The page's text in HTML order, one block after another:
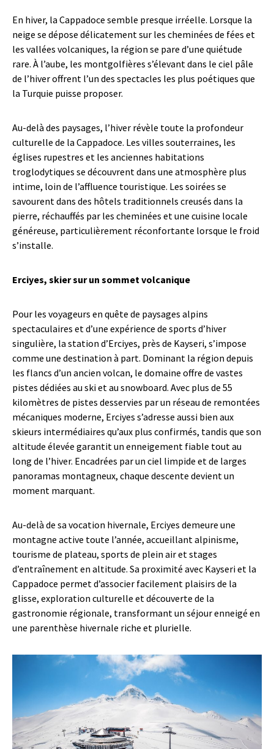
En hiver, la Cappadoce semble presque irréelle. Lorsque la
neige se dépose délicatement sur les cheminées de fées et
les vallées volcaniques, la région se pare d’une quiétude
rare. À l’aube, les montgolfières s’élevant dans le ciel pâle
de l’hiver offrent l’un des spectacles les plus poétiques que
la Turquie puisse proposer.
Au-delà des paysages, l’hiver révèle toute la profondeur
culturelle de la Cappadoce. Les villes souterraines, les
églises rupestres et les anciennes habitations
troglodytiques se découvrent dans une atmosphère plus
intime, loin de l’affluence touristique. Les soirées se
savourent dans des hôtels traditionnels creusés dans la
pierre, réchauffés par les cheminées et une cuisine locale
généreuse, particulièrement réconfortante lorsque le froid
s’installe.
Erciyes, skier sur un sommet volcanique
Pour les voyageurs en quête de paysages alpins
spectaculaires et d’une expérience de sports d’hiver
singulière, la station d’Erciyes, près de Kayseri, s’impose
comme une destination à part. Dominant la région depuis
les flancs d’un ancien volcan, le domaine offre de vastes
pistes dédiées au ski et au snowboard. Avec plus de 55
kilomètres de pistes desservies par un réseau de remontées
mécaniques moderne, Erciyes s’adresse aussi bien aux
skieurs intermédiaires qu’aux plus confirmés, tandis que son
altitude élevée garantit un enneigement fiable tout au
long de l’hiver. Encadrées par un ciel limpide et de larges
panoramas montagneux, chaque descente devient un
moment marquant.
Au-delà de sa vocation hivernale, Erciyes demeure une
montagne active toute l’année, accueillant alpinisme,
tourisme de plateau, sports de plein air et stages
d’entraînement en altitude. Sa proximité avec Kayseri et la
Cappadoce permet d’associer facilement plaisirs de la
glisse, exploration culturelle et découverte de la
gastronomie régionale, transformant un séjour enneigé en
une parenthèse hivernale riche et plurielle.